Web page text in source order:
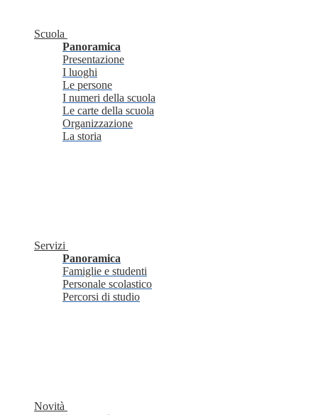
Scuola
Panoramica
Presentazione
I luoghi
Le persone
I numeri della scuola
Le carte della scuola
Organizzazione
La storia
Servizi
Panoramica
Famiglie e studenti
Personale scolastico
Percorsi di studio
Novità